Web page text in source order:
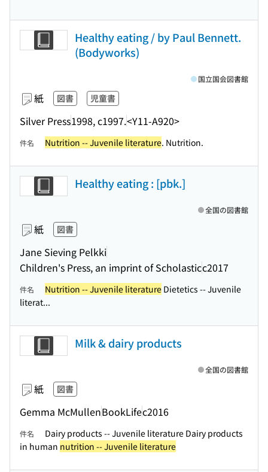
Healthy eating / by Paul Bennett.
(Bodyworks)
紙 図書 児童書
Silver Press1998, c1997.<Y11-A920>
国立国会図書館
件名 Nutrition -- Juvenile literature. Nutrition.
Healthy eating : [pbk.]
紙 図書
Jane Sieving Pelkki
Children's Press, an imprint of Scholasticc2017
全国の図書館
件名 Nutrition -- Juvenile literature Dietetics -- Juvenile
literat...
Milk & dairy products
紙 図書
Gemma McMullenBookLifec2016
全国の図書館
件名
Dairy products -- Juvenile literature Dairy products
in human nutrition -- Juvenile literature